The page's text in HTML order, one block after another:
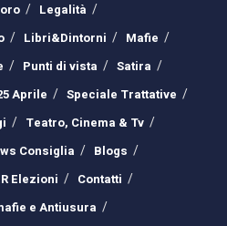
Legalità
Libri&Dintorni
Mafie
Punti di vista
Satira
Aprile
Speciale Trattative
Teatro, Cinema & Tv
Consiglia
Blogs
Elezioni
Contatti
e Antiusura